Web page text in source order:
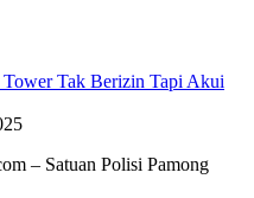
Tower Tak Berizin Tapi Akui
– Satuan Polisi Pamong